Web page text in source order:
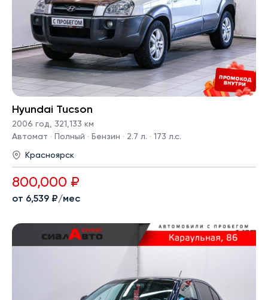
Hyundai Tucson
2006 год, 321,133 км
Автомат · Полный · Бензин · 2.7 л. · 173 л.с.
Красноярск
800,000 ₽
от 6,539 ₽/мес